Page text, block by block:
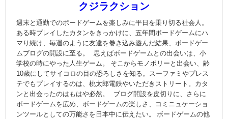
クジラクション
週末と通勤でのボードゲームを楽しみに平日を乗り切る社会人。
ある時プレイしたカタンをきっかけに、五年間ボードゲームにハ
マり続け、毎週のように友達を巻き込み遊んだ結果、ボードゲー
ムブログの開設に至る。 思えばボードゲームとの出会いは、小
学校の時にやった人生ゲーム。 そこからモノポリーと出会い、齢
10歳にしてサイコロの目の恐ろしさを知る。スーファミやプレス
テでもプレイするのは、桃太郎電鉄やいただきストリート。カタ
ンと出会ったのはもはや必然。 ブログ開設を皮切りに、さらに
ボードゲームを広め、ボードゲームの楽しさ、コミニュケーショ
ンツールとしての万能さを日本中に伝えたい。 ボードゲームの他